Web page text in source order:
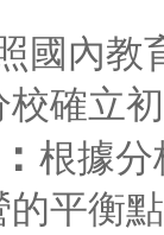
國內教
確立
根據分
平衡